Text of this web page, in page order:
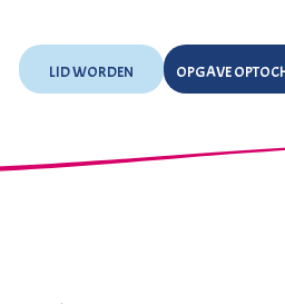
LID WORDEN OPGAVE